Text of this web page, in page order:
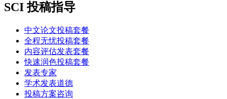
SCI 投稿指导
中文论文投稿套餐
全程无忧投稿套餐
内容评估发表套餐
快速润色投稿套餐
发表专家
学术发表道德
投稿方案咨询